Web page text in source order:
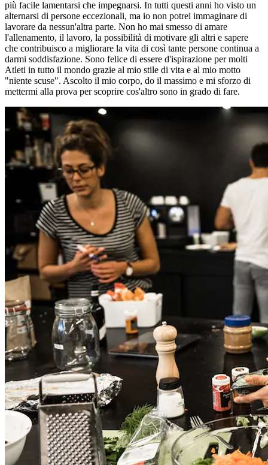
più facile lamentarsi che impegnarsi. In tutti questi anni ho visto un
alternarsi di persone eccezionali, ma io non potrei immaginare di
lavorare da nessun'altra parte. Non ho mai smesso di amare
l'allenamento, il lavoro, la possibilità di motivare gli altri e sapere
che contribuisco a migliorare la vita di così tante persone continua a
darmi soddisfazione. Sono felice di essere d'ispirazione per molti
Atleti in tutto il mondo grazie al mio stile di vita e al mio motto
"niente scuse". Ascolto il mio corpo, do il massimo e mi sforzo di
mettermi alla prova per scoprire cos'altro sono in grado di fare.